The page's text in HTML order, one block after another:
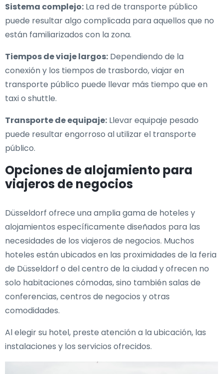
Sistema complejo: La red de transporte público
puede resultar algo complicada para aquellos que no
están familiarizados con la zona.
Tiempos de viaje largos: Dependiendo de la
conexión y los tiempos de trasbordo, viajar en
transporte público puede llevar más tiempo que en
taxi o shuttle.
Transporte de equipaje: Llevar equipaje pesado
puede resultar engorroso al utilizar el transporte
público.
Opciones de alojamiento para
viajeros de negocios
Düsseldorf ofrece una amplia gama de hoteles y
alojamientos específicamente diseñados para las
necesidades de los viajeros de negocios. Muchos
hoteles están ubicados en las proximidades de la feria
de Düsseldorf o del centro de la ciudad y ofrecen no
solo habitaciones cómodas, sino también salas de
conferencias, centros de negocios y otras
comodidades.
Al elegir su hotel, preste atención a la ubicación, las
instalaciones y los servicios ofrecidos.